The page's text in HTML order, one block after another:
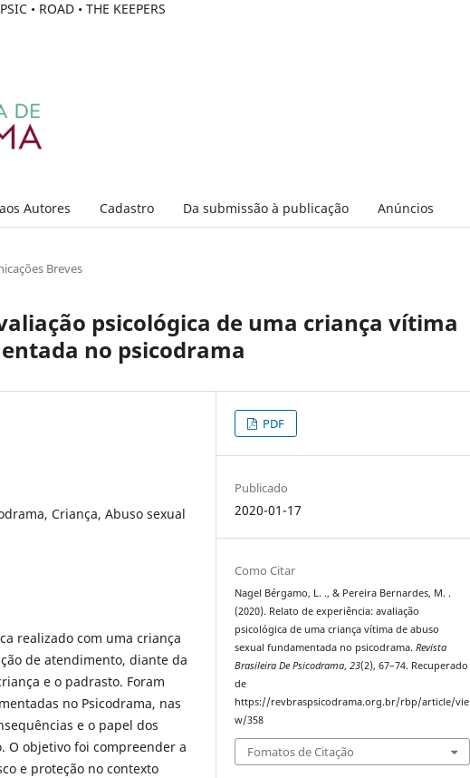
• ROAD • THE KEEPERS
Autores Cadastro Da submissão à publicação Anúncios
Breves
psicológica de uma criança vítima
no psicodrama
Criança, Abuso sexual
realizado com uma criança
de atendimento, diante da
e o padrasto. Foram
no Psicodrama, nas
e o papel dos
O objetivo foi compreender a
e proteção no contexto
PDF
Publicado
2020-01-17
Como Citar
Nagel Bérgamo, L. ., & Pereira Bernardes, M. .
(2020). Relato de experiência: avaliação
psicológica de uma criança vítima de abuso
sexual fundamentada no psicodrama.Revista
Brasileira De Psicodrama,23(2), 67–74. Recuperado
de
https://revbraspsicodrama.org.br/rbp/article/vie
w/358
Fomatos de Citação